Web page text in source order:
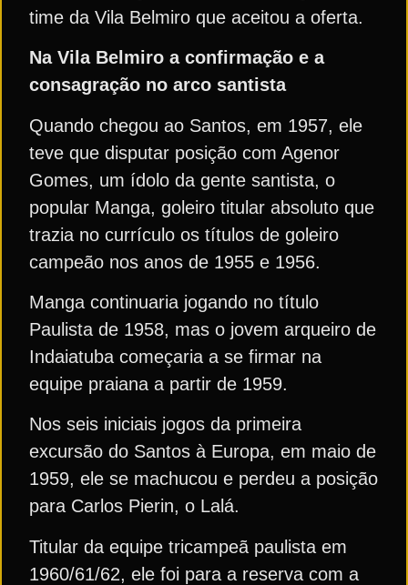
time da Vila Belmiro que aceitou a oferta.
Na Vila Belmiro a confirmação e a
consagração no arco santista
Quando chegou ao Santos, em 1957, ele
teve que disputar posição com Agenor
Gomes, um ídolo da gente santista, o
popular Manga, goleiro titular absoluto que
trazia no currículo os títulos de goleiro
campeão nos anos de 1955 e 1956.
Manga continuaria jogando no título
Paulista de 1958, mas o jovem arqueiro de
Indaiatuba começaria a se firmar na
equipe praiana a partir de 1959.
Nos seis iniciais jogos da primeira
excursão do Santos à Europa, em maio de
1959, ele se machucou e perdeu a posição
para Carlos Pierin, o Lalá.
Titular da equipe tricampeã paulista em
1960/61/62, ele foi para a reserva com a